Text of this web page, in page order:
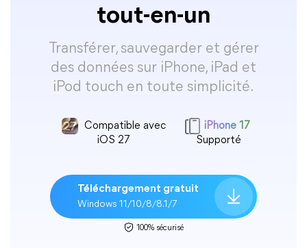
tout-en-un
Transférer, sauvegarder et gérer
des données sur iPhone, iPad et
iPod touch en toute simplicité.
Compatible avec
iOS 27
iPhone 17
Supporté
Téléchargement gratuit
Windows 11/10/8/8.1/7
100% sécurisé